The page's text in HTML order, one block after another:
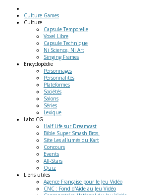
Culture Games
Culture
Capsule Temporelle
Voxel Libre
Capsule Technique
Ni Science, Ni Art
Singing Frames
Encyclopédie
Personnages
Personnalités
Plateformes
Sociétés
Salons
Séries
Lexique
Labo CG
Half Life sur Dreamcast
Bible Super Smash Bros.
Site Les allumés du Kart
Concours
Events
All-Stars
Quiz
Liens utiles
Agence Française pour le Jeu Vidéo
CNC : Fond d'Aide au Jeu Vidéo